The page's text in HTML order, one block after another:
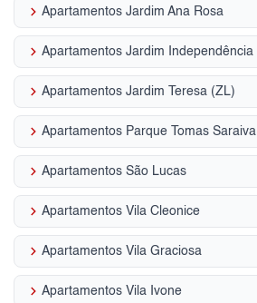
keyboard_arrow_right Apartamentos Jardim Ana Rosa
keyboard_arrow_right Apartamentos Jardim Independência
keyboard_arrow_right Apartamentos Jardim Teresa (ZL)
keyboard_arrow_right Apartamentos Parque Tomas Saraiva
keyboard_arrow_right Apartamentos São Lucas
keyboard_arrow_right Apartamentos Vila Cleonice
keyboard_arrow_right Apartamentos Vila Graciosa
keyboard_arrow_right Apartamentos Vila Ivone